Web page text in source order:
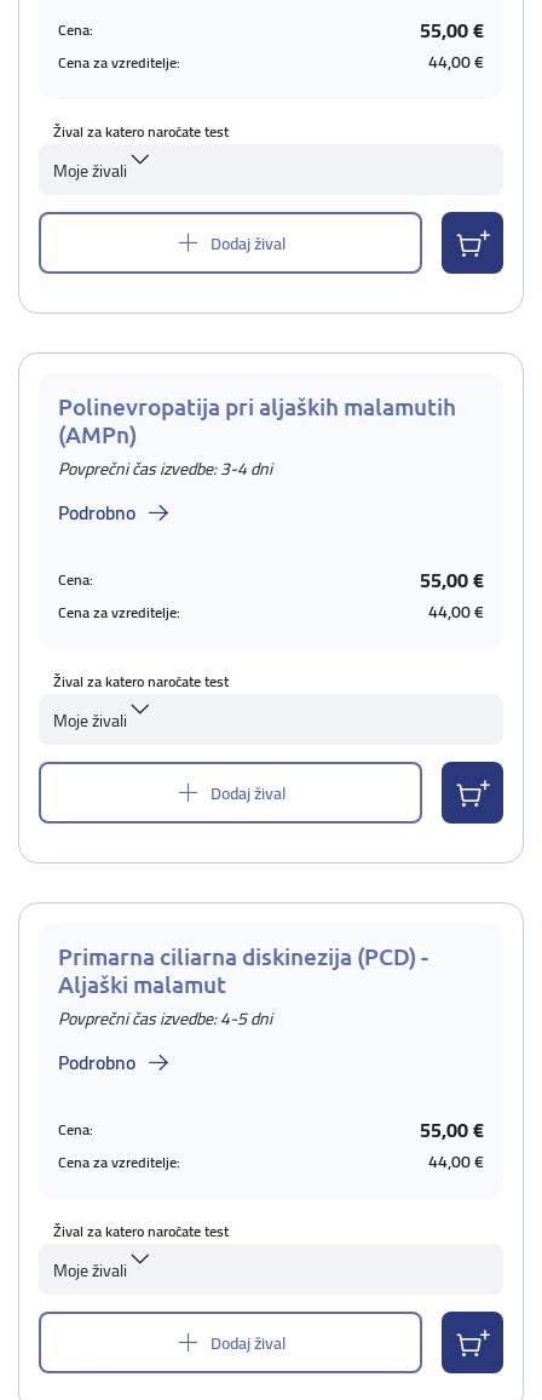
Cena: 55,00 €
Cena za vzreditelje: 44,00 €
Žival za katero naročate test
Moje živali
Dodaj žival
Polinevropatija pri aljaških malamutih
(AMPn)
Povprečni čas izvedbe: 3-4 dni
Podrobno
Cena: 55,00 €
Cena za vzreditelje: 44,00 €
Žival za katero naročate test
Moje živali
Dodaj žival
Primarna ciliarna diskinezija (PCD) -
Aljaški malamut
Povprečni čas izvedbe: 4-5 dni
Podrobno
Cena: 55,00 €
Cena za vzreditelje: 44,00 €
Žival za katero naročate test
Moje živali
Dodaj žival